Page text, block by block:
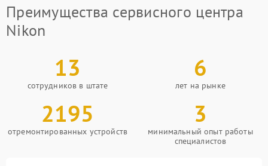
Преимущества сервисного центра
Nikon
13
сотрудников в штате
6
лет на рынке
2195
отремонтированных устройств
3
минимальный опыт работы
специалистов